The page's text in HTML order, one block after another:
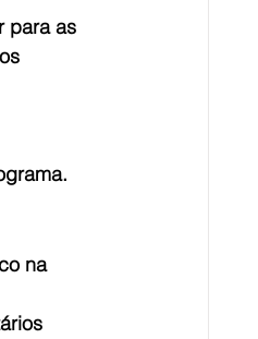
para as
na